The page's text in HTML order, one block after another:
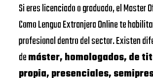
Si eres licenciado o graduado, el Master
Como Lengua Extranjera Online te
profesional dentro del sector. Existen
demáster, homologados, de
propia, presenciales,